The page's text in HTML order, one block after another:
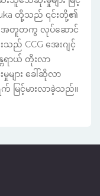
တို့သည် ၎င်းတို့၏
အတူတကွ လုပ်ဆောင်
ည် CCG အေးဂျင့်
တရာယ် တိုးလာ
ျား ခေါ်ဆိုလာ
မြင့်မားလာခဲ့သည်။